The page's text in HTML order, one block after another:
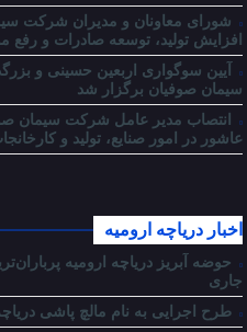
شورای معاونان و مدیران شرکت
افزایش تولید، توسعه صادرات و رفع
آیین سوگواری اربعین حسینی و
سیمان صوفیان برگزار شد
انتصاب مدیر عامل شرکت سیمان
عاشور در امور صنایع، تولید و
اخبار دریاچه ارومیه
حوضه آبریز دریاچه ارومیه
جاری
طرح اجرایی به نام مالچ پاشی